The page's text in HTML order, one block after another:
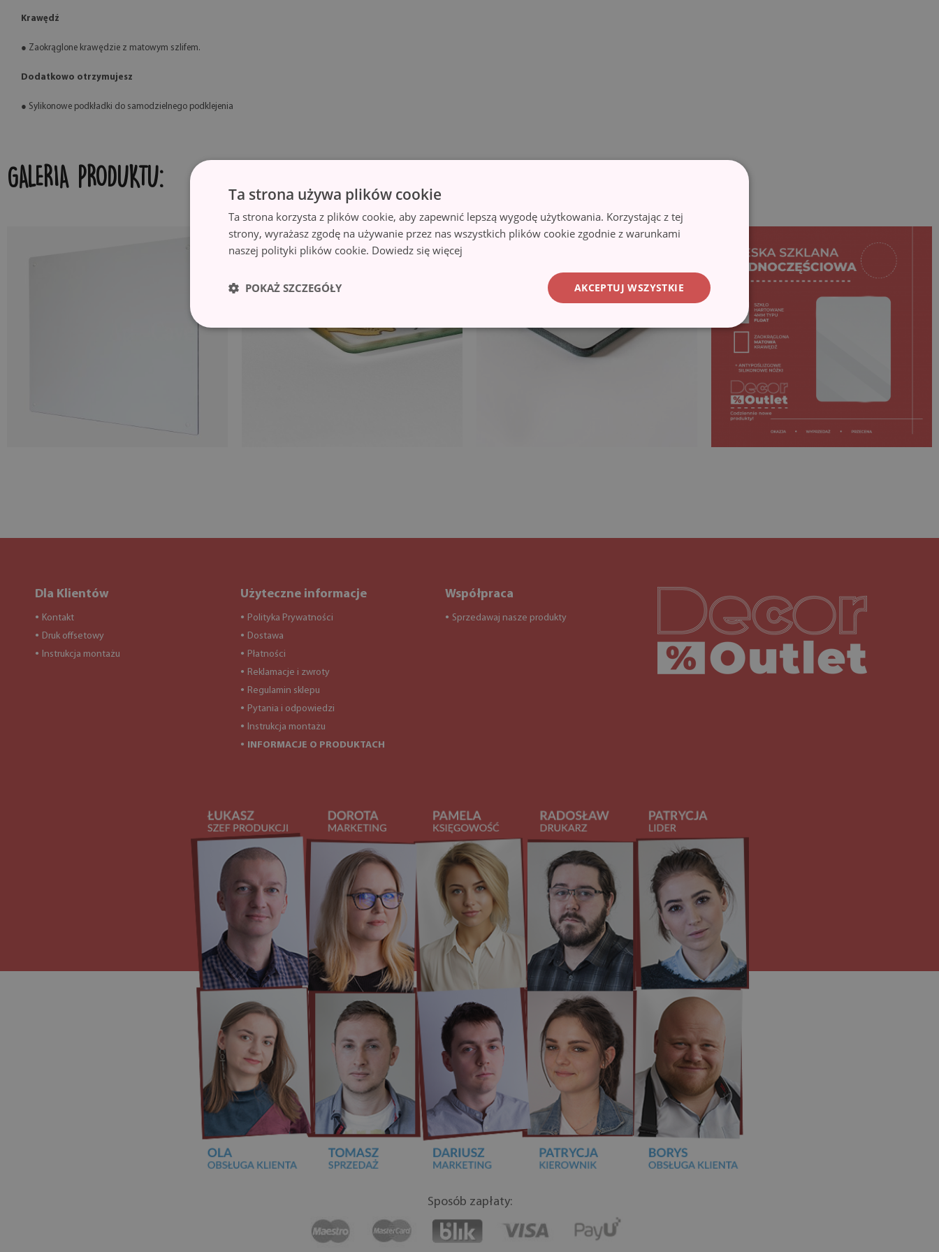
Krawędź
● Zaokrąglone krawędzie z matowym szlifem.
Dodatkowo otrzymujesz
● Sylikonowe podkładki do samodzielnego podklejenia
GALERIA PRODUKTU:
Dla Klientów
● Kontakt
● Druk offsetowy
● Instrukcja montażu
Użyteczne informacje
● Polityka Prywatności
● Dostawa
● Płatności
● Reklamacje i zwroty
● Regulamin sklepu
● Pytania i odpowiedzi
● Instrukcja montażu
● INFORMACJE O PRODUKTACH
Współpraca
● Sprzedawaj nasze produkty Decoroutlet-logo
Sposób zapłaty:
Ta strona używa plików cookie
Ta strona korzysta z plików cookie, aby zapewnić lepszą wygodę użytkowania. Korzystając z tej
strony, wyrażasz zgodę na używanie przez nas wszystkich plików cookie zgodnie z warunkami
naszej polityki plików cookie. Dowiedz się więcej
AKCEPTUJ WSZYSTKIE
POKAŻ SZCZEGÓŁY